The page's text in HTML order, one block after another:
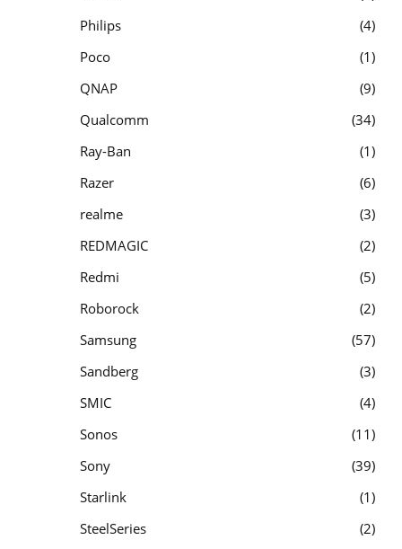
Philips
4
Poco
1
QNAP
9
Qualcomm
34
Ray-Ban
1
Razer
6
realme
3
REDMAGIC
2
Redmi
5
Roborock
2
Samsung
57
Sandberg
3
SMIC
4
Sonos
11
Sony
39
Starlink
1
SteelSeries
2